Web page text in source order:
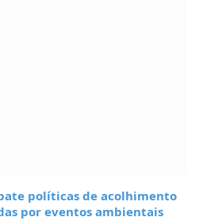
políticas de acolhimento
por eventos ambientais